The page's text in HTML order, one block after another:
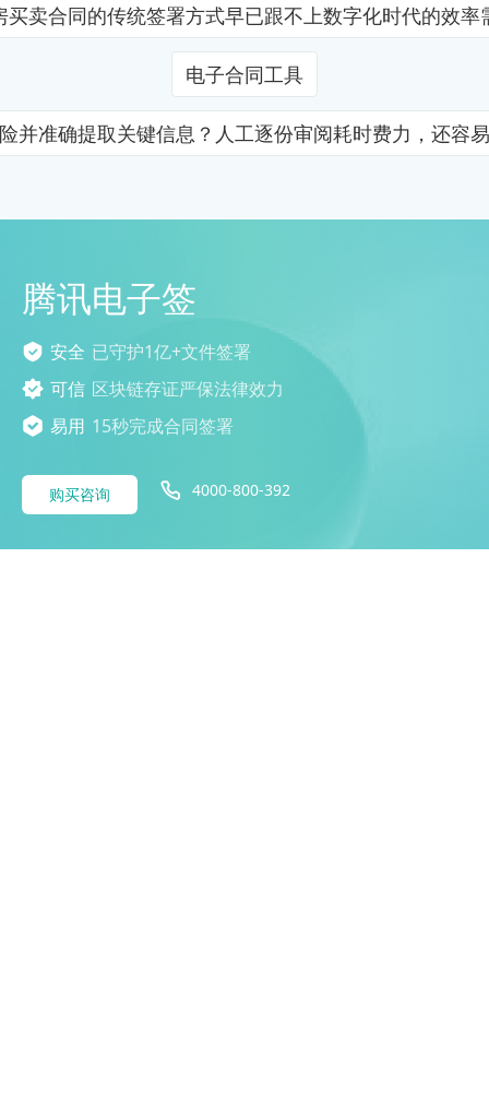
卖合同的传统签署方式早已跟不上数字化时代的效
电子合同工具
并准确提取关键信息？人工逐份审阅耗时费力，还容
腾讯电子签
安全 已守护1亿+文件签署
可信 区块链存证严保法律效力
易用 15秒完成合同签署
购买咨询 4000-800-392